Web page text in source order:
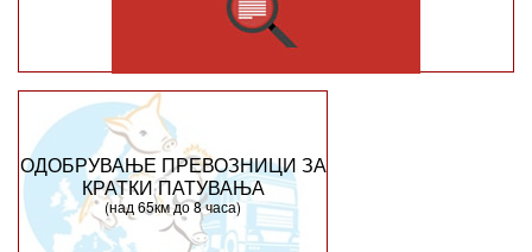
ОДОБРУВАЊЕ ПРЕВОЗНИЦИ ЗА
КРАТКИ ПАТУВАЊА
(над 65км до 8 часа)